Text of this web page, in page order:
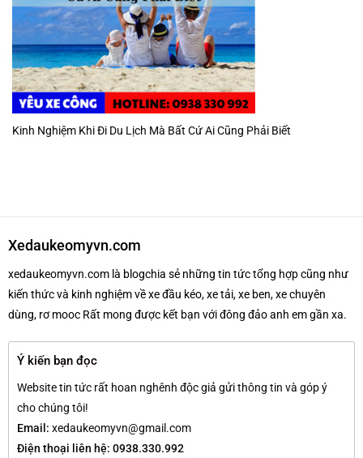
Kinh Nghiệm Khi Đi Du Lịch Mà Bất Cứ Ai Cũng Phải Biết
Xedaukeomyvn.com
xedaukeomyvn.com là blogchia sẻ những tin tức tổng hợp cũng như
kiến thức và kinh nghiệm về xe đầu kéo, xe tải, xe ben, xe chuyên
dùng, rơ mooc Rất mong được kết bạn với đông đảo anh em gần xa.
Ý kiến bạn đọc
Website tin tức rất hoan nghênh độc giả gửi thông tin và góp ý
cho chúng tôi!
Email: xedaukeomyvn@gmail.com
Điện thoại liên hệ: 0938.330.992